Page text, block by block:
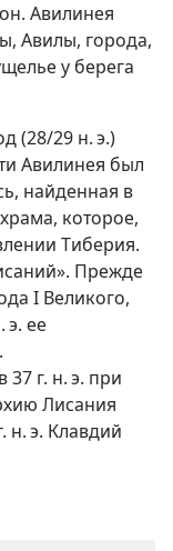
Авилинея
Авилы, города,
у берега
(28/29 н. э.)
Авилинея был
найденная в
которое,
Тиберия.
Прежде
I Великого,
э. ее
г. н. э. при
Лисания
н. э. Клавдий